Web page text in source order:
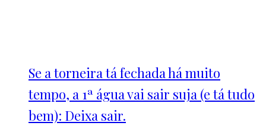
Se a torneira tá fechada há muito
tempo, a 1ª água vai sair suja (e tá tudo
bem): Deixa sair.